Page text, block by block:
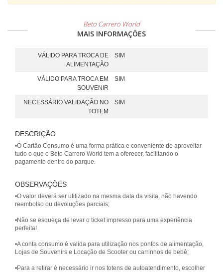
Beto Carrero World
MAIS INFORMAÇÕES
VÁLIDO PARA TROCA DE
ALIMENTAÇÃO
SIM
VÁLIDO PARA TROCA EM
SOUVENIR
SIM
NECESSÁRIO VALIDAÇÃO NO
TOTEM
SIM
DESCRIÇÃO
•O Cartão Consumo é uma forma prática e conveniente de aproveitar
tudo o que o Beto Carrero World tem a oferecer, facilitando o
OBSERVAÇÕES
•O valor deverá ser utilizado na mesma data da visita, não havendo
reembolso ou devoluções parciais;
•Não se esqueça de levar o ticket impresso para uma experiência
perfeita!
•A conta consumo é valida para utilização nos pontos de alimentação,
Lojas de Souvenirs e Locação de Scooter ou carrinhos de bebê;
•Para a retirar é necessário ir nos totens de autoatendimento, escolher